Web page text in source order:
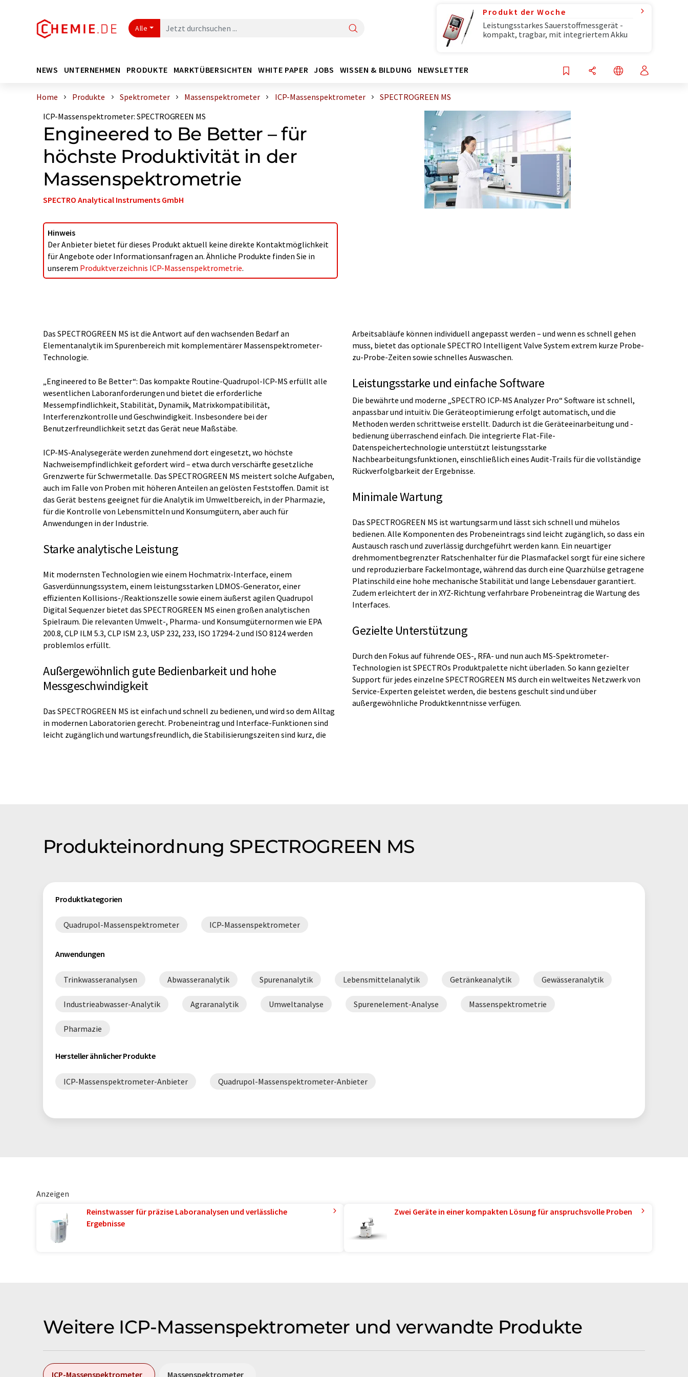
Alle
Produkt der Woche
Leistungsstarkes Sauerstoffmessgerät -
kompakt, tragbar, mit integriertem Akku
NEWS UNTERNEHMEN PRODUKTE MARKTÜBERSICHTEN WHITE PAPER JOBS WISSEN & BILDUNG NEWSLETTER
Home Produkte Spektrometer Massenspektrometer ICP-Massenspektrometer
SPECTROGREEN MS
ICP-Massenspektrometer: SPECTROGREEN MS
Engineered to Be Better – für
höchste Produktivität in der
Massenspektrometrie
SPECTRO Analytical Instruments GmbH
Hinweis
Der Anbieter bietet für dieses Produkt aktuell keine direkte Kontaktmöglichkeit
für Angebote oder Informationsanfragen an. Ähnliche Produkte finden Sie in
unserem Produktverzeichnis ICP-Massenspektrometrie.
Das SPECTROGREEN MS ist die Antwort auf den wachsenden Bedarf an
Elementanalytik im Spurenbereich mit komplementärer Massenspektrometer-
Technologie.
„Engineered to Be Better“: Das kompakte Routine-Quadrupol-ICP-MS erfüllt alle
wesentlichen Laboranforderungen und bietet die erforderliche
Messempfindlichkeit, Stabilität, Dynamik, Matrixkompatibilität,
Interferenzkontrolle und Geschwindigkeit. Insbesondere bei der
Benutzerfreundlichkeit setzt das Gerät neue Maßstäbe.
ICP-MS-Analysegeräte werden zunehmend dort eingesetzt, wo höchste
Nachweisempfindlichkeit gefordert wird – etwa durch verschärfte gesetzliche
Grenzwerte für Schwermetalle. Das SPECTROGREEN MS meistert solche Aufgaben,
auch im Falle von Proben mit höheren Anteilen an gelösten Feststoffen. Damit ist
das Gerät bestens geeignet für die Analytik im Umweltbereich, in der Pharmazie,
für die Kontrolle von Lebensmitteln und Konsumgütern, aber auch für
Anwendungen in der Industrie.
Starke analytische Leistung
Mit modernsten Technologien wie einem Hochmatrix-Interface, einem
Gasverdünnungssystem, einem leistungsstarken LDMOS-Generator, einer
effizienten Kollisions-/Reaktionszelle sowie einem äußerst agilen Quadrupol
Digital Sequenzer bietet das SPECTROGREEN MS einen großen analytischen
Spielraum. Die relevanten Umwelt-, Pharma- und Konsumgüternormen wie EPA
200.8, CLP ILM 5.3, CLP ISM 2.3, USP 232, 233, ISO 17294-2 und ISO 8124 werden
problemlos erfüllt.
Außergewöhnlich gute Bedienbarkeit und hohe
Messgeschwindigkeit
Das SPECTROGREEN MS ist einfach und schnell zu bedienen, und wird so dem Alltag
in modernen Laboratorien gerecht. Probeneintrag und Interface-Funktionen sind
leicht zugänglich und wartungsfreundlich, die Stabilisierungszeiten sind kurz, die
Arbeitsabläufe können individuell angepasst werden – und wenn es schnell gehen
muss, bietet das optionale SPECTRO Intelligent Valve System extrem kurze Probe-
zu-Probe-Zeiten sowie schnelles Auswaschen.
Leistungsstarke und einfache Software
Die bewährte und moderne „SPECTRO ICP-MS Analyzer Pro“ Software ist schnell,
anpassbar und intuitiv. Die Geräteoptimierung erfolgt automatisch, und die
Methoden werden schrittweise erstellt. Dadurch ist die Geräteeinarbeitung und -
bedienung überraschend einfach. Die integrierte Flat-File-
Datenspeichertechnologie unterstützt leistungsstarke
Nachbearbeitungsfunktionen, einschließlich eines Audit-Trails für die vollständige
Rückverfolgbarkeit der Ergebnisse.
Minimale Wartung
Das SPECTROGREEN MS ist wartungsarm und lässt sich schnell und mühelos
bedienen. Alle Komponenten des Probeneintrags sind leicht zugänglich, so dass ein
Austausch rasch und zuverlässig durchgeführt werden kann. Ein neuartiger
drehmomentbegrenzter Ratschenhalter für die Plasmafackel sorgt für eine sichere
und reproduzierbare Fackelmontage, während das durch eine Quarzhülse getragene
Platinschild eine hohe mechanische Stabilität und lange Lebensdauer garantiert.
Zudem erleichtert der in XYZ-Richtung verfahrbare Probeneintrag die Wartung des
Interfaces.
Gezielte Unterstützung
Durch den Fokus auf führende OES-, RFA- und nun auch MS-Spektrometer-
Technologien ist SPECTROs Produktpalette nicht überladen. So kann gezielter
Support für jedes einzelne SPECTROGREEN MS durch ein weltweites Netzwerk von
Service-Experten geleistet werden, die bestens geschult sind und über
außergewöhnliche Produktkenntnisse verfügen.
Produkteinordnung SPECTROGREEN MS
Produktkategorien
Quadrupol-Massenspektrometer ICP-Massenspektrometer
Anwendungen
Trinkwasseranalysen Abwasseranalytik Spurenanalytik Lebensmittelanalytik Getränkeanalytik Gewässeranalytik
Industrieabwasser-Analytik Agraranalytik Umweltanalyse Spurenelement-Analyse Massenspektrometrie
Pharmazie
Hersteller ähnlicher Produkte
ICP-Massenspektrometer-Anbieter Quadrupol-Massenspektrometer-Anbieter
Anzeigen
Reinstwasser für präzise Laboranalysen und verlässliche
Ergebnisse
Zwei Geräte in einer kompakten Lösung für anspruchsvolle Proben
Weitere ICP-Massenspektrometer und verwandte Produkte
ICP-Massenspektrometer Massenspektrometer